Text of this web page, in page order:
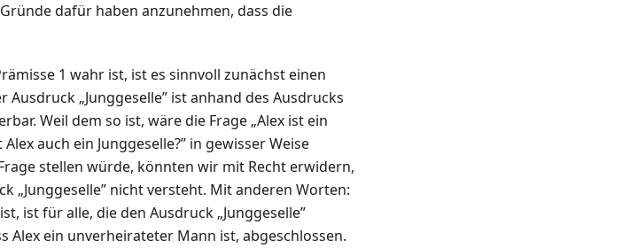
dafür haben anzunehmen, dass die
1 wahr ist, ist es sinnvoll zunächst einen
„Junggeselle” ist anhand des Ausdrucks
Weil dem so ist, wäre die Frage „Alex ist ein
auch ein Junggeselle?” in gewisser Weise
stellen würde, könnten wir mit Recht erwidern,
„Junggeselle” nicht versteht. Mit anderen Worten:
ist für alle, die den Ausdruck „Junggeselle”
Alex ein unverheirateter Mann ist, abgeschlossen.